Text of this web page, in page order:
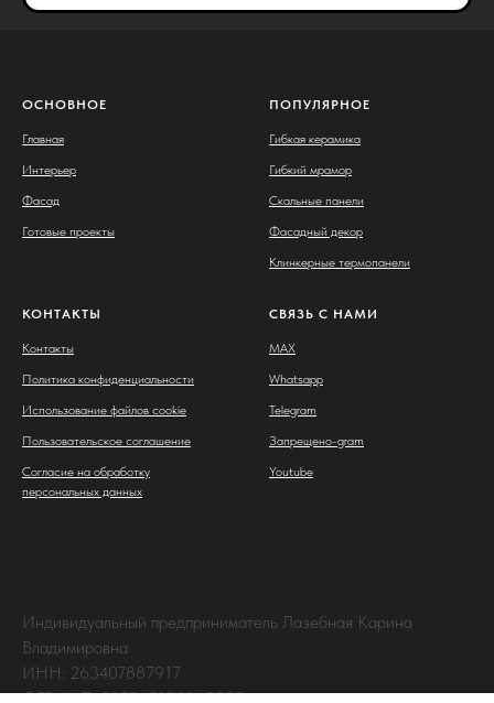
ОСНОВНОЕ
Главная
Интерьер
Фасад
Готовые проекты
ПОПУЛЯРНОЕ
Гибкая керамика
Гибкий мрамор
Скальные панели
Фасадный декор
Клинкерные термопанели
КОНТАКТЫ
Контакты
Политика конфиденциальности
Использование файлов cookie
Пользовательское соглашение
Согласие на обработку
персональных данных
СВЯЗЬ С НАМИ
MAX
Whatsapp
Telegram
Запрещено-gram
Youtube
Индивидуальный предприниматель Лазебная Карина
Владимировна
ИНН: 263407887917
ОГРНИП: 325265100063238